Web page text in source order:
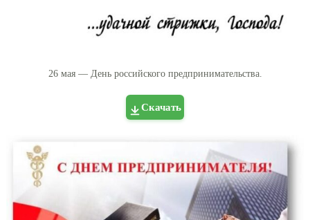
26 мая — День российского предпринимательства.
Скачать